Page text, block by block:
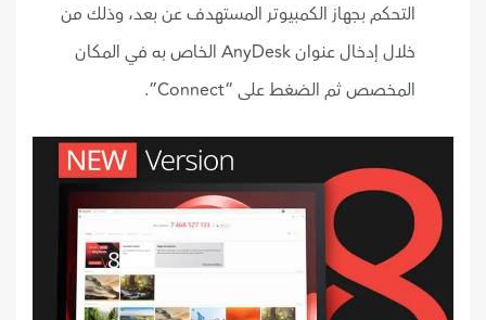
التحكم بجهاز الكمبيوتر المستهدف عن بعد، وذلك من
خلال إدخال عنوان AnyDesk الخاص به في المكان
المخصص ثم الضغط على “Connect”.